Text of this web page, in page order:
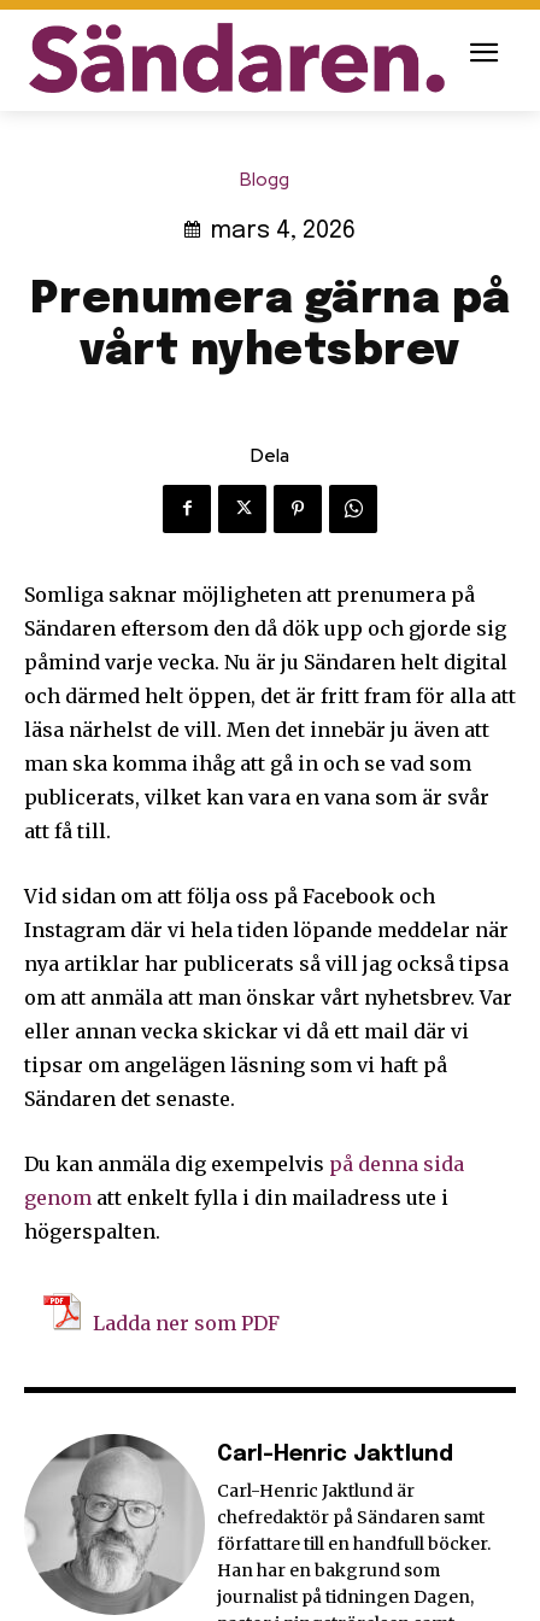
Blogg
mars 4, 2026
Prenumera gärna på
vårt nyhetsbrev
Dela
Somliga saknar möjligheten att prenumera på
Sändaren eftersom den då dök upp och gjorde sig
påmind varje vecka. Nu är ju Sändaren helt digital
och därmed helt öppen, det är fritt fram för alla att
läsa närhelst de vill. Men det innebär ju även att
man ska komma ihåg att gå in och se vad som
publicerats, vilket kan vara en vana som är svår
att få till.
Vid sidan om att följa oss på Facebook och
Instagram där vi hela tiden löpande meddelar när
nya artiklar har publicerats så vill jag också tipsa
om att anmäla att man önskar vårt nyhetsbrev. Var
eller annan vecka skickar vi då ett mail där vi
tipsar om angelägen läsning som vi haft på
Sändaren det senaste.
Du kan anmäla dig exempelvis på denna sida
genom att enkelt fylla i din mailadress ute i
högerspalten.
Ladda ner som PDF
Carl-Henric Jaktlund
Carl-Henric Jaktlund är
chefredaktör på Sändaren samt
författare till en handfull böcker.
Han har en bakgrund som
journalist på tidningen Dagen,